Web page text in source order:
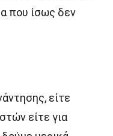
που ίσως δεν
είτε
είτε για